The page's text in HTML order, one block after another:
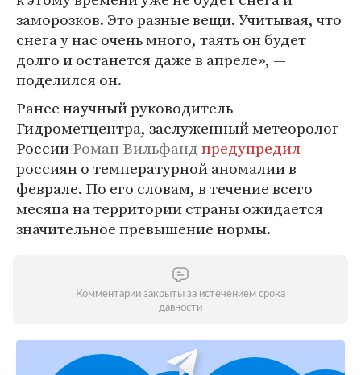
заморозков. Это разные вещи. Учитывая, что
снега у нас очень много, таять он будет
долго и останется даже в апреле», —
поделился он.
Ранее научный руководитель
Гидрометцентра, заслуженный метеоролог
РоссииРоман Вильфандпредупредил
россиян о температурной аномалии в
феврале. По его словам, в течение всего
месяца на территории страны ожидается
значительное превышение нормы.
Комментарии закрыты за истечением срока
давности